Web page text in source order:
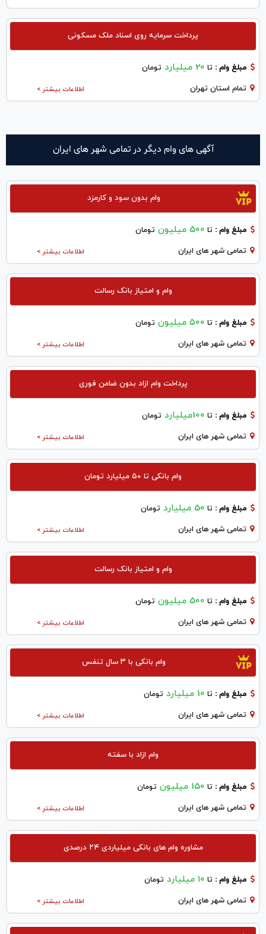
پرداخت سرمایه روی اسناد ملک مسکونی
مبلغ وام : تا 20 میلیارد تومان
اطلاعات بیشتر > تمام استان تهران
آگهی های وام دیگر در تمامی شهر های ایران
وام بدون سود و کارمزد
مبلغ وام : تا 500 میلیون تومان
اطلاعات بیشتر > تمامی شهر های ایران
وام و امتیاز بانک رسالت
مبلغ وام : تا ۵۰۰ میلیون تومان
اطلاعات بیشتر > تمامی شهر های ایران
پرداخت وام ازاد بدون ضامن فوری
مبلغ وام : تا 100میلیارد تومان
اطلاعات بیشتر > تمامی شهر های ایران
وام بانکی تا ۵۰ میلیارد تومان
مبلغ وام : تا 50 میلیارد تومان
اطلاعات بیشتر > تمامی شهر های ایران
وام و امتیاز بانک رسالت
مبلغ وام : تا 500 میلیون تومان
اطلاعات بیشتر > تمامی شهر های ایران
وام بانکی با ۳ سال تنفس
مبلغ وام : تا 10 میلیارد تومان
اطلاعات بیشتر > تمامی شهر های ایران
وام ازاد با سفته
مبلغ وام : تا 150 میلیون تومان
اطلاعات بیشتر > تمامی شهر های ایران
مشاوره وام های بانکی میلیاردی ۲۴ درصدی
مبلغ وام : تا ۱۰ میلیارد تومان
اطلاعات بیشتر > تمامی شهر های ایران